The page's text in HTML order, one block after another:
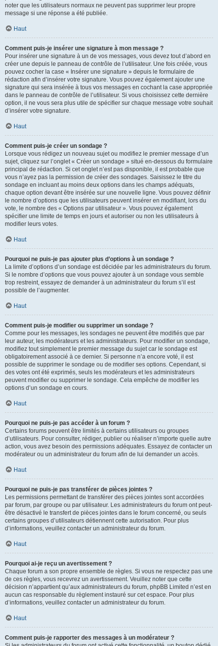
noter que les utilisateurs normaux ne peuvent pas supprimer leur propre
message si une réponse a été publiée.
Haut
Comment puis-je insérer une signature à mon message ?
Pour insérer une signature à un de vos messages, vous devez tout d’abord en
créer une depuis le panneau de contrôle de l’utilisateur. Une fois créée, vous
pouvez cocher la case « Insérer une signature » depuis le formulaire de
rédaction afin d’insérer votre signature. Vous pouvez également ajouter une
signature qui sera insérée à tous vos messages en cochant la case appropriée
dans le panneau de contrôle de l’utilisateur. Si vous choisissez cette dernière
option, il ne vous sera plus utile de spécifier sur chaque message votre souhait
d’insérer votre signature.
Haut
Comment puis-je créer un sondage ?
Lorsque vous rédigez un nouveau sujet ou modifiez le premier message d’un
sujet, cliquez sur l’onglet « Créer un sondage » situé en-dessous du formulaire
principal de rédaction. Si cet onglet n’est pas disponible, il est probable que
vous n’ayez pas la permission de créer des sondages. Saisissez le titre du
sondage en incluant au moins deux options dans les champs adéquats,
chaque option devant être insérée sur une nouvelle ligne. Vous pouvez définir
le nombre d’options que les utilisateurs peuvent insérer en modifiant, lors du
vote, le nombre des « Options par utilisateur ». Vous pouvez également
spécifier une limite de temps en jours et autoriser ou non les utilisateurs à
modifier leurs votes.
Haut
Pourquoi ne puis-je pas ajouter plus d’options à un sondage ?
La limite d’options d’un sondage est décidée par les administrateurs du forum.
Si le nombre d’options que vous pouvez ajouter à un sondage vous semble
trop restreint, essayez de demander à un administrateur du forum s’il est
possible de l’augmenter.
Haut
Comment puis-je modifier ou supprimer un sondage ?
Comme pour les messages, les sondages ne peuvent être modifiés que par
leur auteur, les modérateurs et les administrateurs. Pour modifier un sondage,
modifiez tout simplement le premier message du sujet car le sondage est
obligatoirement associé à ce dernier. Si personne n’a encore voté, il est
possible de supprimer le sondage ou de modifier ses options. Cependant, si
des votes ont été exprimés, seuls les modérateurs et les administrateurs
peuvent modifier ou supprimer le sondage. Cela empêche de modifier les
options d’un sondage en cours.
Haut
Pourquoi ne puis-je pas accéder à un forum ?
Certains forums peuvent être limités à certains utilisateurs ou groupes
d’utilisateurs. Pour consulter, rédiger, publier ou réaliser n’importe quelle autre
action, vous avez besoin des permissions adéquates. Essayez de contacter un
modérateur ou un administrateur du forum afin de lui demander un accès.
Haut
Pourquoi ne puis-je pas transférer de pièces jointes ?
Les permissions permettant de transférer des pièces jointes sont accordées
par forum, par groupe ou par utilisateur. Les administrateurs du forum ont peut-
être désactivé le transfert de pièces jointes dans le forum concerné, ou seuls
certains groupes d’utilisateurs détiennent cette autorisation. Pour plus
d’informations, veuillez contacter un administrateur du forum.
Haut
Pourquoi ai-je reçu un avertissement ?
Chaque forum a son propre ensemble de règles. Si vous ne respectez pas une
de ces règles, vous recevrez un avertissement. Veuillez noter que cette
décision n’appartient qu’aux administrateurs du forum, phpBB Limited n’est en
aucun cas responsable du règlement instauré sur cet espace. Pour plus
d’informations, veuillez contacter un administrateur du forum.
Haut
Comment puis-je rapporter des messages à un modérateur ?